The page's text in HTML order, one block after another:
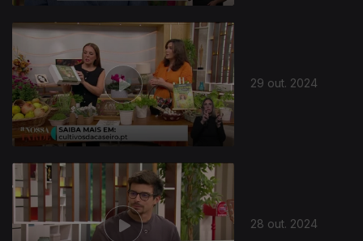
29 out. 2024
28 out. 2024